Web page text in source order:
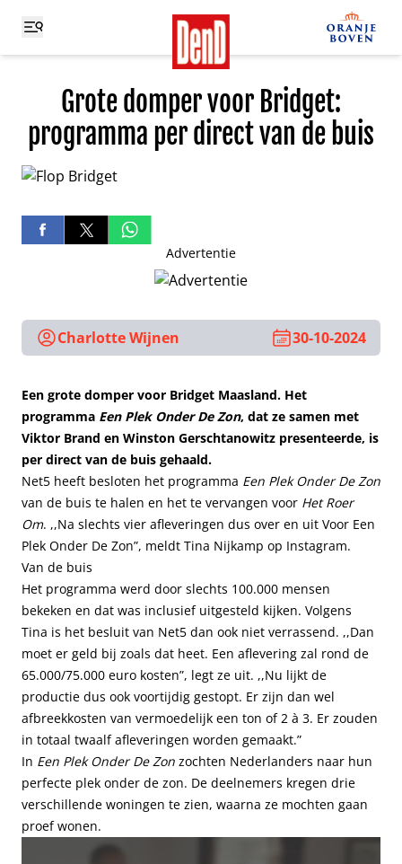
Grote domper voor Bridget:
programma per direct van de buis
Advertentie
Charlotte Wijnen 30-10-2024
Een grote domper voor Bridget Maasland. Het
programma Een Plek Onder De Zon, dat ze samen met
Viktor Brand en Winston Gerschtanowitz presenteerde, is
per direct van de buis gehaald.
Net5 heeft besloten het programma Een Plek Onder De Zon
van de buis te halen en het te vervangen voor Het Roer
Om. ,,Na slechts vier afleveringen dus over en uit Voor Een
Plek Onder De Zon”, meldt Tina Nijkamp op Instagram.
Van de buis
Het programma werd door slechts 100.000 mensen
bekeken en dat was inclusief uitgesteld kijken. Volgens
Tina is het besluit van Net5 dan ook niet verrassend. ,,Dan
moet er geld bij zoals dat heet. Een aflevering zal rond de
65.000/75.000 euro kosten”, legt ze uit. ,,Nu lijkt de
productie dus ook voortijdig gestopt. Er zijn dan wel
afbreekkosten van vermoedelijk een ton of 2 à 3. Er zouden
in totaal twaalf afleveringen worden gemaakt.”
In Een Plek Onder De Zon zochten Nederlanders naar hun
perfecte plek onder de zon. De deelnemers kregen drie
verschillende woningen te zien, waarna ze mochten gaan
proef wonen.